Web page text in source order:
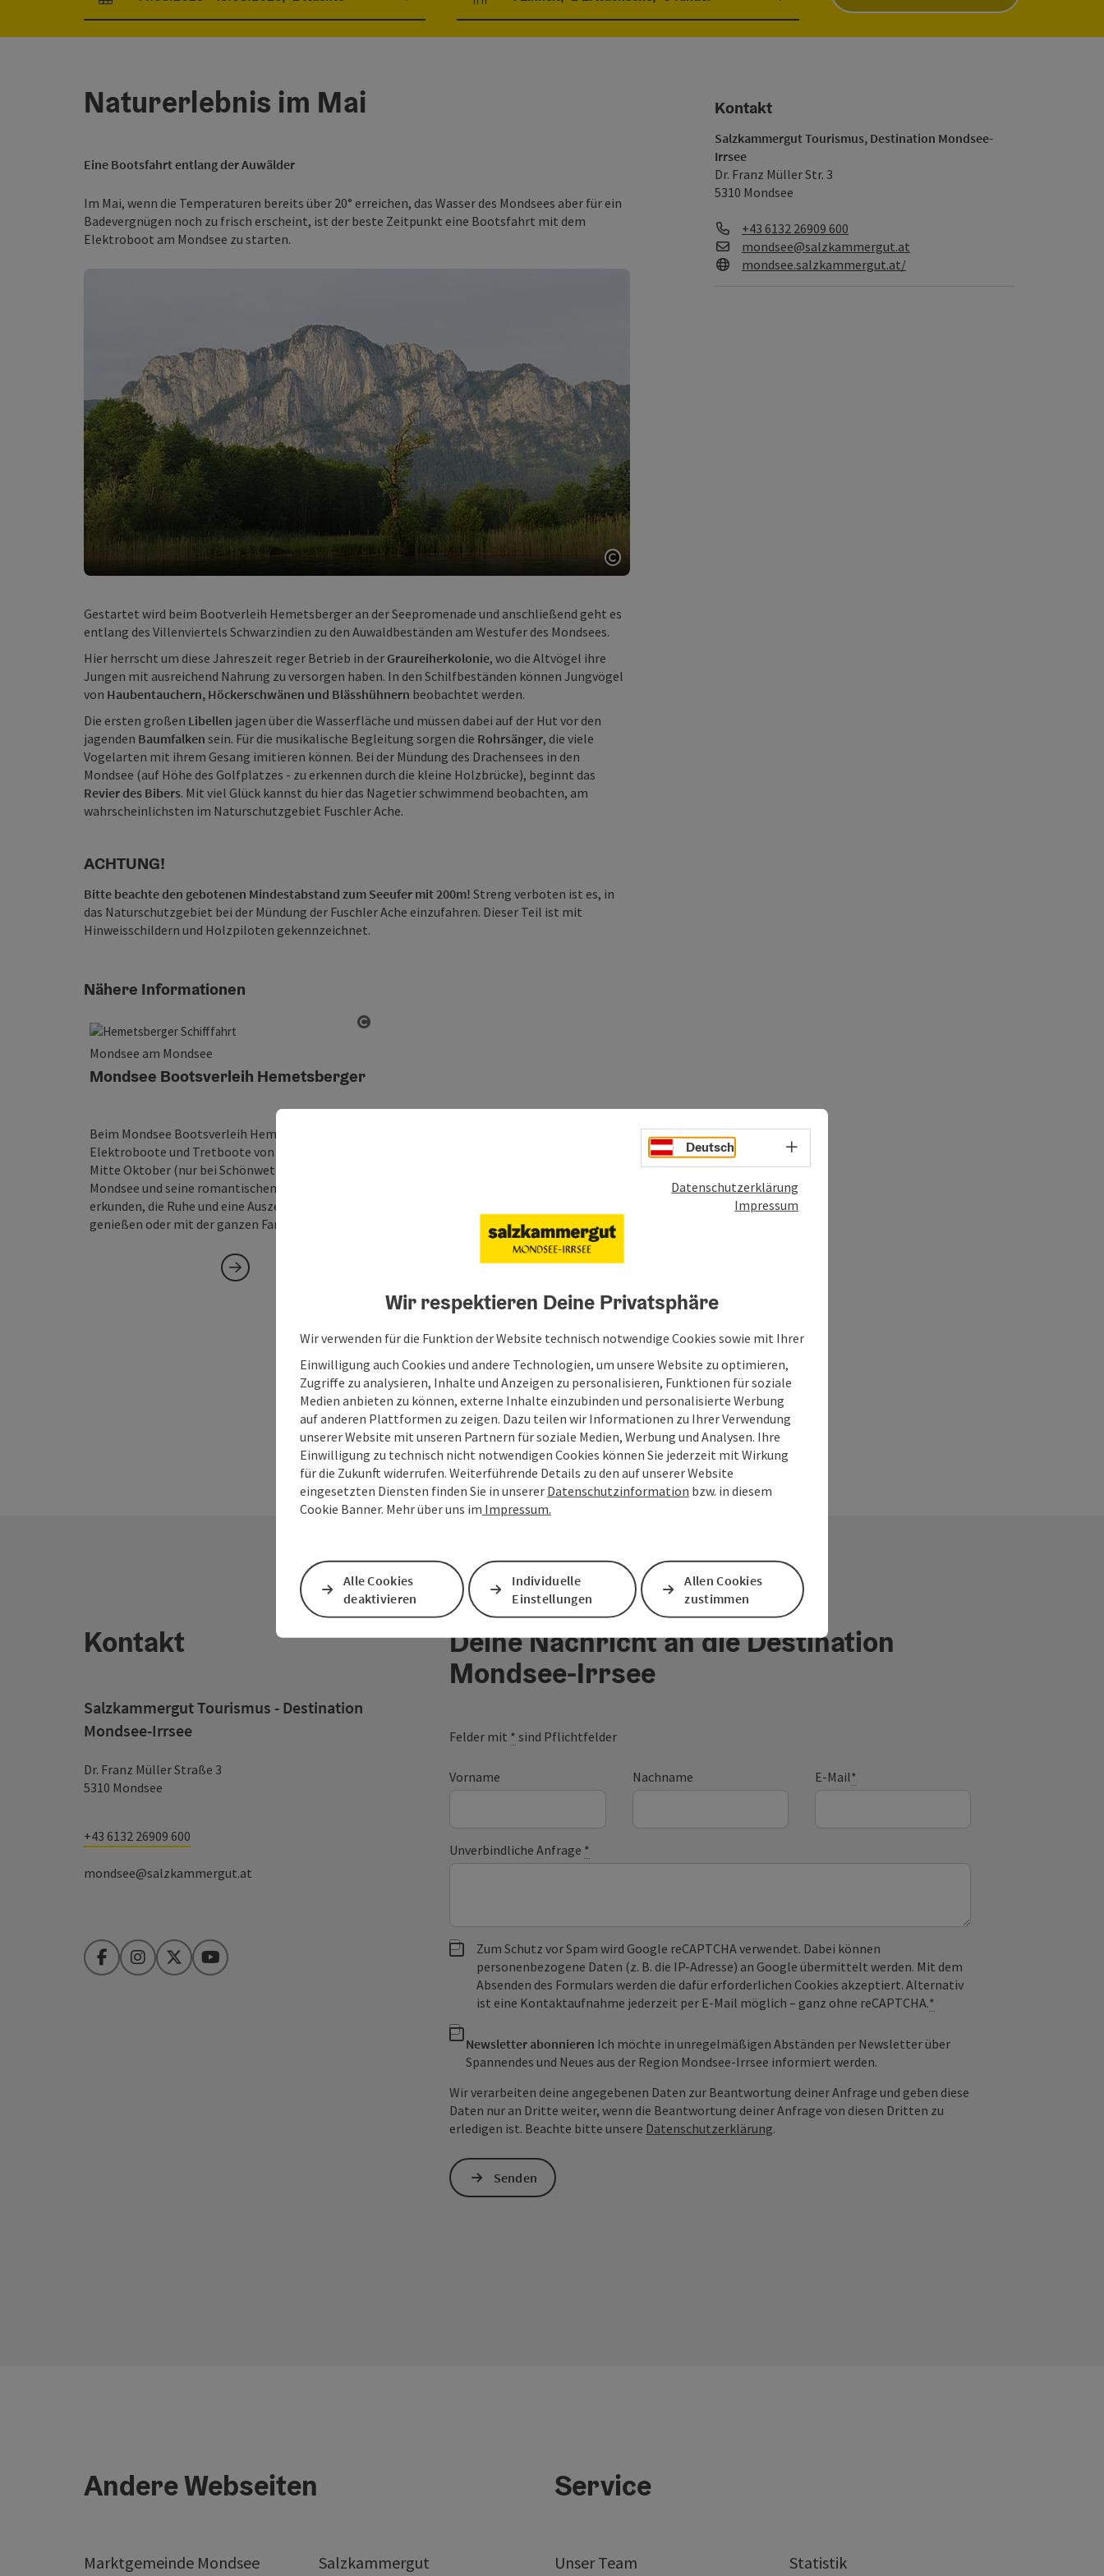
An- und Abreisefelder Einheitenanzahl und Personenfelder
Naturerlebnis im Mai
Eine Bootsfahrt entlang der Auwälder
Im Mai, wenn die Temperaturen bereits über 20° erreichen, das Wasser des Mondsees aber für ein
Badevergnügen noch zu frisch erscheint, ist der beste Zeitpunkt eine Bootsfahrt mit dem
Elektroboot am Mondsee zu starten.
Copyright öffnen
Gestartet wird beim Bootverleih Hemetsberger an der Seepromenade und anschließend geht es
entlang des Villenviertels Schwarzindien zu den Auwaldbeständen am Westufer des Mondsees.
Hier herrscht um diese Jahreszeit reger Betrieb in der Graureiherkolonie, wo die Altvögel ihre
Jungen mit ausreichend Nahrung zu versorgen haben. In den Schilfbeständen können Jungvögel
von Haubentauchern, Höckerschwänen und Blässhühnern beobachtet werden.
Die ersten großen Libellen jagen über die Wasserfläche und müssen dabei auf der Hut vor den
jagenden Baumfalken sein. Für die musikalische Begleitung sorgen die Rohrsänger, die viele
Vogelarten mit ihrem Gesang imitieren können. Bei der Mündung des Drachensees in den
Mondsee (auf Höhe des Golfplatzes - zu erkennen durch die kleine Holzbrücke), beginnt das
Revier des Bibers. Mit viel Glück kannst du hier das Nagetier schwimmend beobachten, am
wahrscheinlichsten im Naturschutzgebiet Fuschler Ache.
ACHTUNG!
Bitte beachte den gebotenen Mindestabstand zum Seeufer mit 200m! Streng verboten ist es, in
das Naturschutzgebiet bei der Mündung der Fuschler Ache einzufahren. Dieser Teil ist mit
Hinweisschildern und Holzpiloten gekennzeichnet.
Kontakt
Salzkammergut Tourismus, Destination Mondsee-
Irrsee
Dr. Franz Müller Str. 3
5310 Mondsee
Telefon
+43 6132 26909 600
E-Mail
mondsee@salzkammergut.at
Web
mondsee.salzkammergut.at/
Nähere Informationen
Mondsee am Mondsee
Mondsee Bootsverleih Hemetsberger
Beim Mondsee Bootsverleih Hemetsberger stehen
Elektroboote und Tretboote von Mitte April bis
Mitte Oktober (nur bei Schönwetter) bereit, um den
Mondsee und seine romantischen Buchten zu
erkunden, die Ruhe und eine Auszeit am See zu
genießen oder mit der ganzen Familie eine…
Kontakt
Salzkammergut Tourismus - Destination
Mondsee-Irrsee
Dr. Franz Müller Straße 3
5310 Mondsee
+43 6132 26909 600
mondsee@salzkammergut.at
FacebookInstagram
TwitterYouTube
Deine Nachricht an die Destination
Mondsee-Irrsee
Felder mit * sind Pflichtfelder
Vorname Nachname E-Mail*
Unverbindliche Anfrage *
Zum Schutz vor Spam wird Google reCAPTCHA verwendet. Dabei können
personenbezogene Daten (z. B. die IP-Adresse) an Google übermittelt werden. Mit dem
Absenden des Formulars werden die dafür erforderlichen Cookies akzeptiert. Alternativ
ist eine Kontaktaufnahme jederzeit per E-Mail möglich – ganz ohne reCAPTCHA.*
Newsletter abonnieren Ich möchte in unregelmäßigen Abständen per Newsletter über
Spannendes und Neues aus der Region Mondsee-Irrsee informiert werden.
Wir verarbeiten deine angegebenen Daten zur Beantwortung deiner Anfrage und geben diese
Daten nur an Dritte weiter, wenn die Beantwortung deiner Anfrage von diesen Dritten zu
erledigen ist. Beachte bitte unsere Datenschutzerklärung.
Senden
Andere Webseiten
Marktgemeinde Mondsee Salzkammergut
Service
Unser Team Statistik
Deutsch Sprachwahl - Menü öffnen
Datenschutzerklärung
Impressum
Wir respektieren Deine Privatsphäre
Wir verwenden für die Funktion der Website technisch notwendige Cookies sowie mit Ihrer
Einwilligung auch Cookies und andere Technologien, um unsere Website zu optimieren,
Zugriffe zu analysieren, Inhalte und Anzeigen zu personalisieren, Funktionen für soziale
Medien anbieten zu können, externe Inhalte einzubinden und personalisierte Werbung
auf anderen Plattformen zu zeigen. Dazu teilen wir Informationen zu Ihrer Verwendung
unserer Website mit unseren Partnern für soziale Medien, Werbung und Analysen. Ihre
Einwilligung zu technisch nicht notwendigen Cookies können Sie jederzeit mit Wirkung
für die Zukunft widerrufen. Weiterführende Details zu den auf unserer Website
eingesetzten Diensten finden Sie in unserer Datenschutzinformation bzw. in diesem
Cookie Banner. Mehr über uns im Impressum.
Alle Cookies
deaktivieren
Individuelle
Einstellungen
Allen Cookies
zustimmen